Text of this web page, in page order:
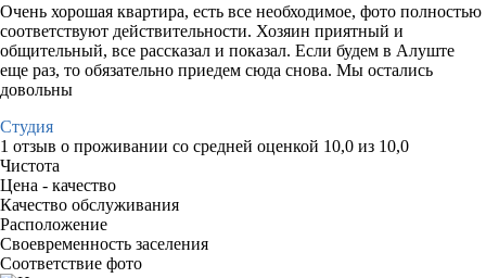
Очень хорошая квартира, есть все необходимое, фото полностью
соответствуют действительности. Хозяин приятный и
общительный, все рассказал и показал. Если будем в Алуште
еще раз, то обязательно приедем сюда снова. Мы остались
довольны
Студия
1 отзыв о проживании со средней оценкой 10,0 из 10,0
Чистота
Цена - качество
Качество обслуживания
Расположение
Своевременность заселения
Соответствие фото